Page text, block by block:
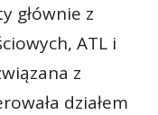
głównie z
ATL i
z
działem